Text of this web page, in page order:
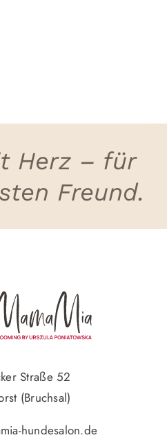
Herz – für
Freund.
Straße 52
(Bruchsal)
hundesalon.de